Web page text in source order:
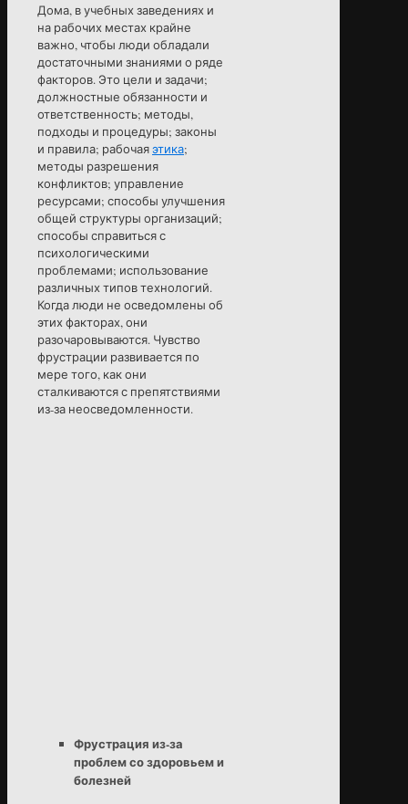
Дома, в учебных заведениях и
на рабочих местах крайне
важно, чтобы люди обладали
достаточными знаниями о ряде
факторов. Это цели и задачи;
должностные обязанности и
ответственность; методы,
подходы и процедуры; законы
и правила; рабочаяэтика;
методы разрешения
конфликтов; управление
ресурсами; способы улучшения
общей структуры организаций;
способы справиться с
психологическими
проблемами; использование
различных типов технологий.
Когда люди не осведомлены об
этих факторах, они
разочаровываются. Чувство
фрустрации развивается по
мере того, как они
сталкиваются с препятствиями
из-за неосведомленности.
Фрустрация из-за
проблем со здоровьем и
болезней